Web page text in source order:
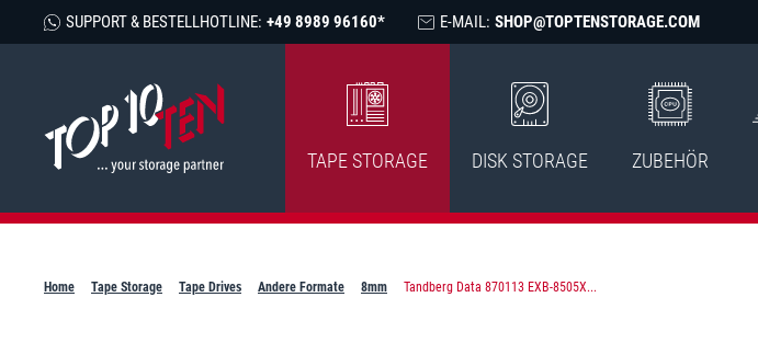
SUPPORT & BESTELLHOTLINE: +49 8989 96160* E-MAIL: SHOP@TOPTENSTORAGE.COM
TAPE STORAGE DISK STORAGE ZUBEHÖR
Home Tape Storage Tape Drives Andere Formate 8mm Tandberg Data 870113 EXB-8505X...